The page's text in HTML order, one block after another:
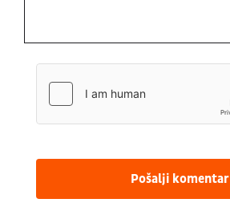
Pošalji komentar